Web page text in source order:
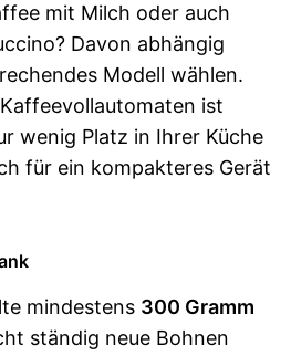
mit Milch oder auch
Davon abhängig
Modell wählen.
ist
wenig Platz in Ihrer Küche
für ein kompakteres Gerät
mindestens 300 Gramm
ständig neue Bohnen